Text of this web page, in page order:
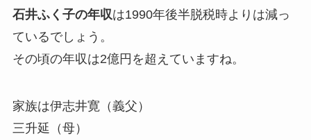
石井ふく子の年収は1990年後半脱税時よりは減っ
ているでしょう。
その頃の年収は2億円を超えていますね。
家族は伊志井寛（義父）
三升延（母）